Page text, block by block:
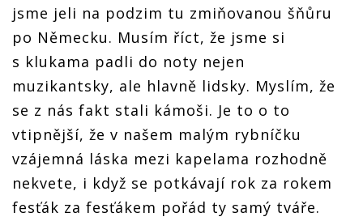
jsme jeli na podzim tu zmiňovanou šňůru
po Německu. Musím říct, že jsme si
s klukama padli do noty nejen
muzikantsky, ale hlavně lidsky. Myslím, že
se z nás fakt stali kámoši. Je to o to
vtipnější, že v našem malým rybníčku
vzájemná láska mezi kapelama rozhodně
nekvete, i když se potkávají rok za rokem
fesťák za fesťákem pořád ty samý tváře.